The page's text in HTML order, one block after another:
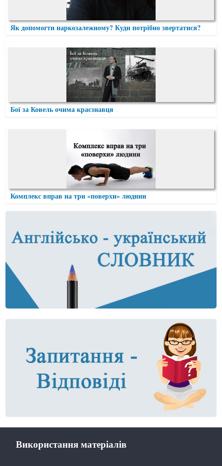
Як допомогти наркозалежному? Куди потрібно звертатися?
Бої за Ковель очима краєзнавця
Комплекс вправ на три «поверхи» людини
Використання матеріалів